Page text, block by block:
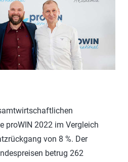
proWIN 2022 im Vergleich
von 8 %. Der
betrug 262